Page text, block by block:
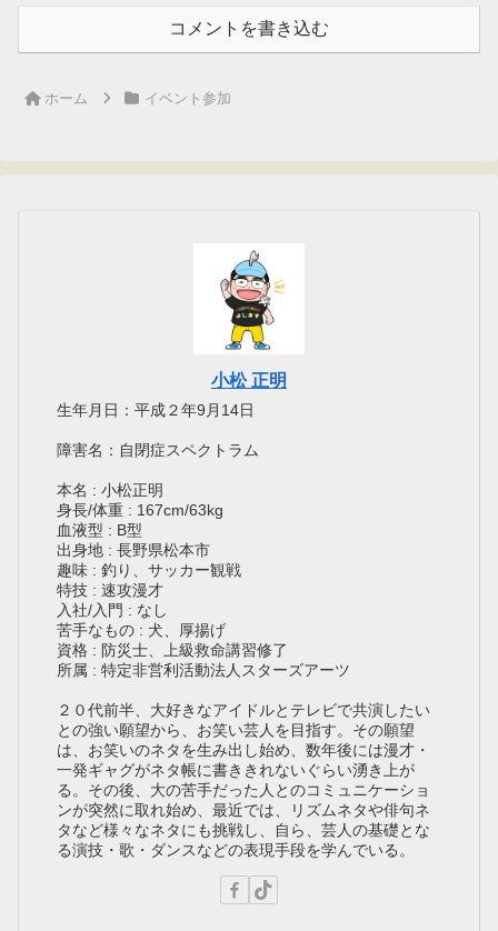
コメントを書き込む
ホーム イベント参加
小松 正明
生年月日：平成２年9月14日
障害名：自閉症スペクトラム
本名 : 小松正明
身長/体重 : 167cm/63kg
血液型 : B型
出身地 : 長野県松本市
趣味 : 釣り、サッカー観戦
特技 : 速攻漫才
入社/入門 : なし
苦手なもの : 犬、厚揚げ
資格 : 防災士、上級救命講習修了
所属 : 特定非営利活動法人スターズアーツ
２０代前半、大好きなアイドルとテレビで共演したい
との強い願望から、お笑い芸人を目指す。その願望
は、お笑いのネタを生み出し始め、数年後には漫才・
一発ギャグがネタ帳に書ききれないぐらい湧き上が
る。その後、大の苦手だった人とのコミュニケーショ
ンが突然に取れ始め、最近では、リズムネタや俳句ネ
タなど様々なネタにも挑戦し、自ら、芸人の基礎とな
る演技・歌・ダンスなどの表現手段を学んでいる。